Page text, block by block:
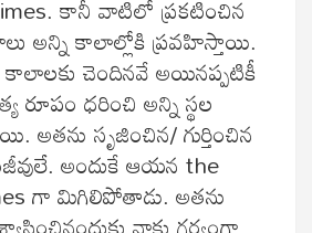
కానీ వాటిలో ప్రకటించిన
అన్ని కాలాల్లోకి ప్రవహిస్తాయి.
కాలాలకు చెందినవే అయినప్పటికీ
ధరించి అన్ని స్థల
సృజించిన/ గుర్తించిన
అందుకే ఆయన the
గా మిగిలిపోతాడు. అతను